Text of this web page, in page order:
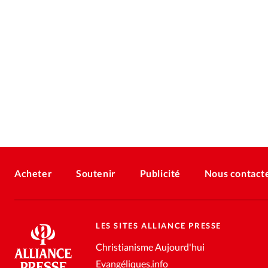
Acheter Soutenir Publicité Nous
LES SITES ALLIANCE PRESSE
Christianisme Aujourd'hui
Evangéliques.info